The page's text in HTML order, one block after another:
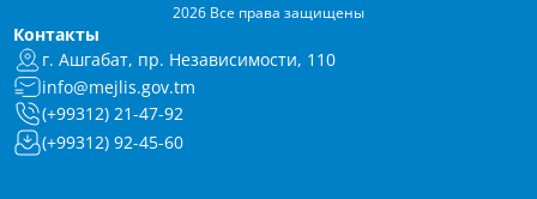
2026 Все права защищены
Контакты
г. Ашгабат, пр. Независимости, 110
info@mejlis.gov.tm
(+99312) 21-47-92
(+99312) 92-45-60